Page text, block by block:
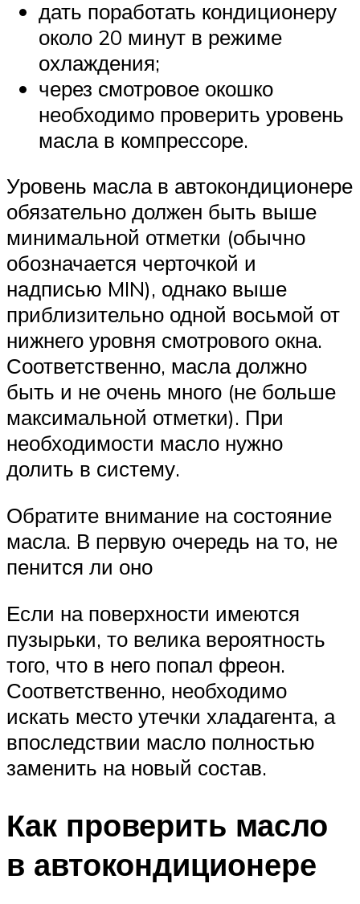
дать поработать кондиционеру
около 20 минут в режиме
охлаждения;
через смотровое окошко
необходимо проверить уровень
масла в компрессоре.
Уровень масла в автокондиционере
обязательно должен быть выше
минимальной отметки (обычно
обозначается черточкой и
надписью MIN), однако выше
приблизительно одной восьмой от
нижнего уровня смотрового окна.
Соответственно, масла должно
быть и не очень много (не больше
максимальной отметки). При
необходимости масло нужно
долить в систему.
Обратите внимание на состояние
масла. В первую очередь на то, не
пенится ли оно
Если на поверхности имеются
пузырьки, то велика вероятность
того, что в него попал фреон.
Соответственно, необходимо
искать место утечки хладагента, а
впоследствии масло полностью
заменить на новый состав.
Как проверить масло
в автокондиционере